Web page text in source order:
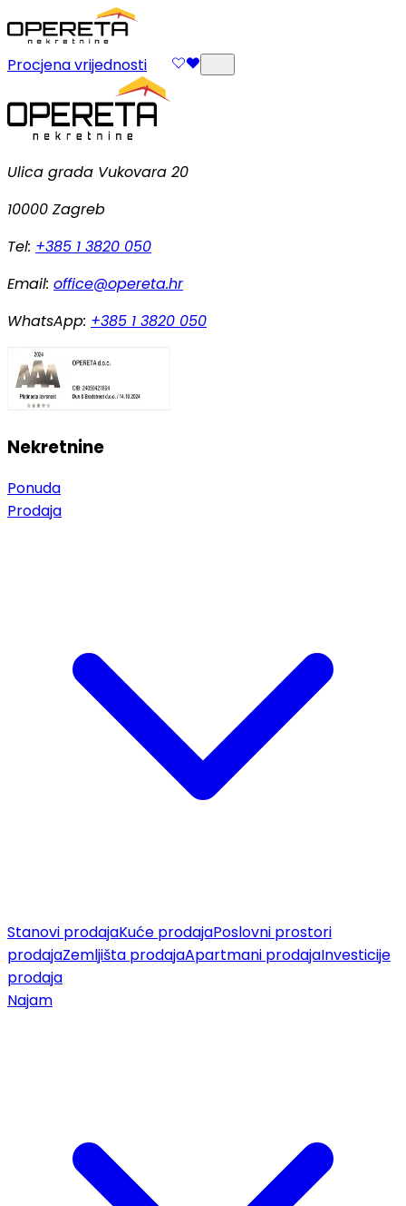
Procjena vrijednosti
Ulica grada Vukovara 20
10000 Zagreb
Tel: +385 1 3820 050
Email: office@opereta.hr
WhatsApp: +385 1 3820 050
Nekretnine
Ponuda
Prodaja
Stanovi prodajaKuće prodajaPoslovni prostori
prodajaZemljišta prodajaApartmani prodajaInvesticije
prodaja
Najam